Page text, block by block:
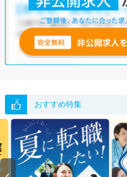
他の条件でも人気の求人がございますの
いただくか、お気軽にお問い合わせくだ
全国の臨床検査技師求人から検索いただ
無料転職支援サービス
にお申し込みいた
グした上で求人をご提案いたします。
ご希望条件がまだ定まっていない方は人
い。
おすすめ特集